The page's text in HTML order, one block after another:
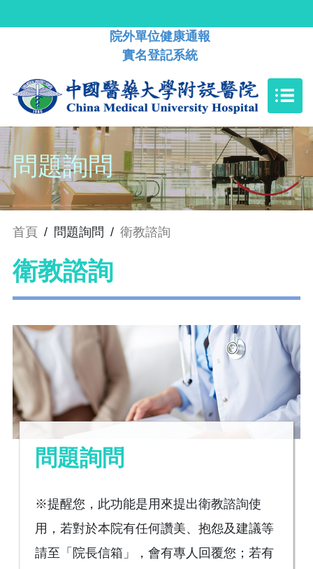
院外單位健康通報
實名登記系統
問題詢問
首頁 / 問題詢問 / 衛教諮詢
衛教諮詢
問題詢問
※提醒您，此功能是用來提出衛教諮詢使
用，若對於本院有任何讚美、抱怨及建議等
請至「院長信箱」，會有專人回覆您；若有